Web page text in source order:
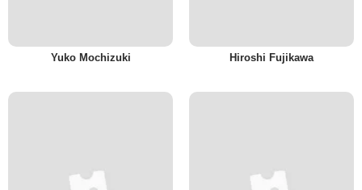
Yuko Mochizuki Hiroshi Fujikawa